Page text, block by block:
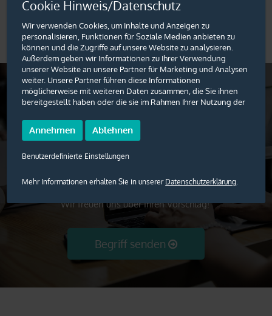
Ein Begriff fehlt?
Sie vermissen einen Eintrag im centuris Marketing Glossar?
Melden Sie sich gerne bei uns und wir kümmern uns darum!
Als digitales Nachschlagewerk für unsere Websitebesucher
Wir freuen uns über Ihren Vorschlag!
Begriff senden
Cookie Hinweis/Datenschutz
Wir verwenden Cookies, um Inhalte und Anzeigen zu
personalisieren, Funktionen für Soziale Medien anbieten zu
können und die Zugriffe auf unsere Website zu analysieren.
Außerdem geben wir Informationen zu Ihrer Verwendung
unserer Website an unsere Partner für Marketing und Analysen
weiter. Unsere Partner führen diese Informationen
möglicherweise mit weiteren Daten zusammen, die Sie ihnen
bereitgestellt haben oder die sie im Rahmen Ihrer Nutzung der
Cookies, wenn Sie unsere Website weiterhin nutzen.
Annehmen Ablehnen
Benutzerdefinierte Einstellungen
Mehr Informationen erhalten Sie in unserer Datenschutzerklärung